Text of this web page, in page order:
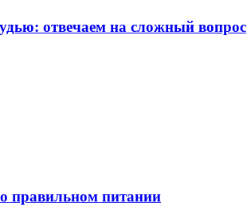
отвечаем на сложный вопрос
правильном питании